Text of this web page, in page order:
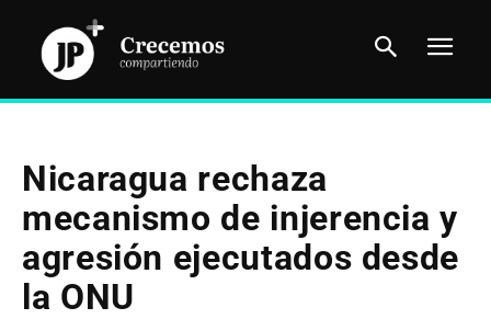
Nicaragua rechaza
mecanismo de injerencia y
agresión ejecutados desde
la ONU